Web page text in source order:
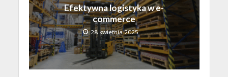
Efektywna logistyka w e-
commerce
28 kwietnia 2025